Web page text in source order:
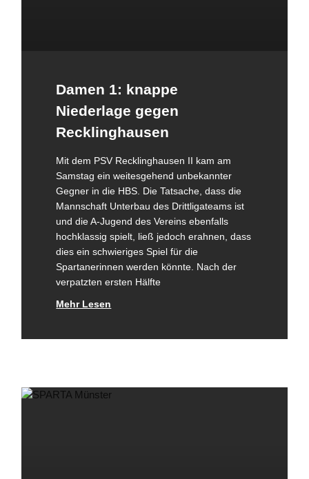
Damen 1: knappe
Niederlage gegen
Recklinghausen
Mit dem PSV Recklinghausen II kam am
Samstag ein weitesgehend unbekannter
Gegner in die HBS. Die Tatsache, dass die
Mannschaft Unterbau des Drittligateams ist
und die A-Jugend des Vereins ebenfalls
hochklassig spielt, ließ jedoch erahnen, dass
dies ein schwieriges Spiel für die
Spartanerinnen werden könnte. Nach der
verpatzten ersten Hälfte
Mehr Lesen